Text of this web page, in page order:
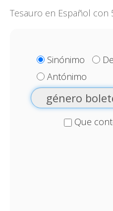
Tesauro en Español con
Sinónimo
Antónimo
Que